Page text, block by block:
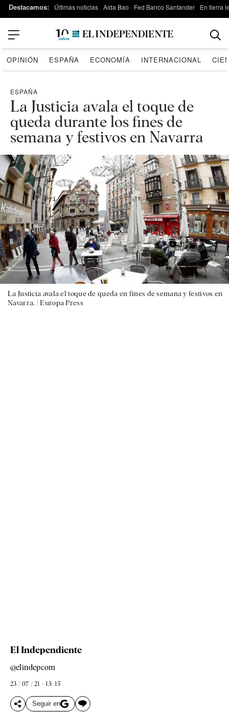
Destacamos: Últimas noticias Aída Bao Fed Banco Santander En tierra
OPINIÓN ESPAÑA ECONOMÍA INTERNACIONAL
ESPAÑA
La Justicia avala el toque de
queda durante los fines de
semana y festivos en Navarra
La Justicia avala el toque de queda en fines de semana y festivos en
Navarra. |Europa Press
El Independiente
@elindepcom
23 / 07 / 21 - 13: 15
Seguir en